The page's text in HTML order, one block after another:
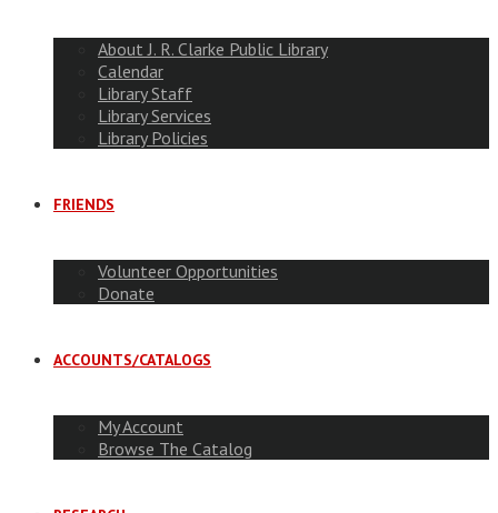
About J. R. Clarke Public Library
Calendar
Library Staff
Library Services
Library Policies
FRIENDS
Volunteer Opportunities
Donate
ACCOUNTS/CATALOGS
My Account
Browse The Catalog